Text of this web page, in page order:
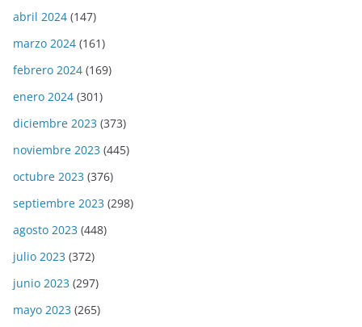
abril 2024 (147)
marzo 2024 (161)
febrero 2024 (169)
enero 2024 (301)
diciembre 2023 (373)
noviembre 2023 (445)
octubre 2023 (376)
septiembre 2023 (298)
agosto 2023 (448)
julio 2023 (372)
junio 2023 (297)
mayo 2023 (265)